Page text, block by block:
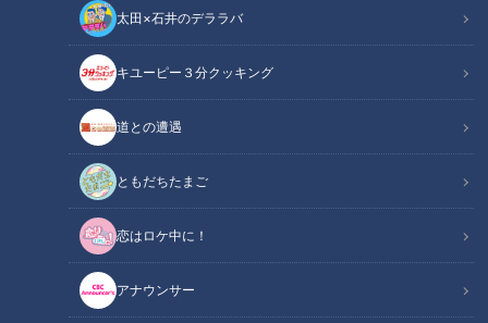
太田×石井のデララバ
キユーピー３分クッキング
道との遭遇
ともだちたまご
恋はロケ中に！
アナウンサー
｢最悪の現場。今から亡くなっている子を探す｣ 猫の多頭飼育崩壊… 30
匹以上が暮らすごみ屋敷 電気が止まり家主は半年間マンガ喫茶で寝泊ま
この記事の画像